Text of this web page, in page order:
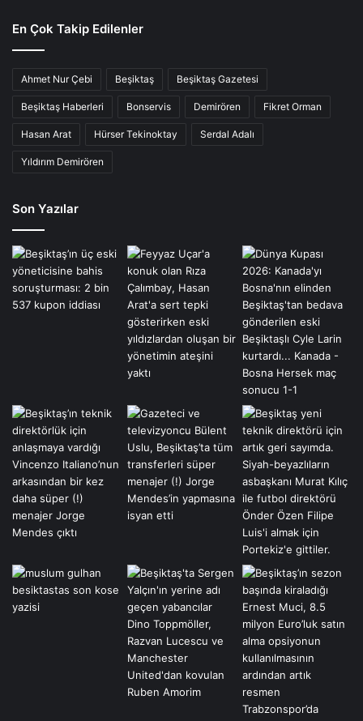
En Çok Takip Edilenler
Ahmet Nur Çebi Beşiktaş Beşiktaş Gazetesi
Beşiktaş Haberleri Bonservis Demirören Fikret Orman
Hasan Arat Hürser Tekinoktay Serdal Adalı
Yıldırım Demirören
Son Yazılar